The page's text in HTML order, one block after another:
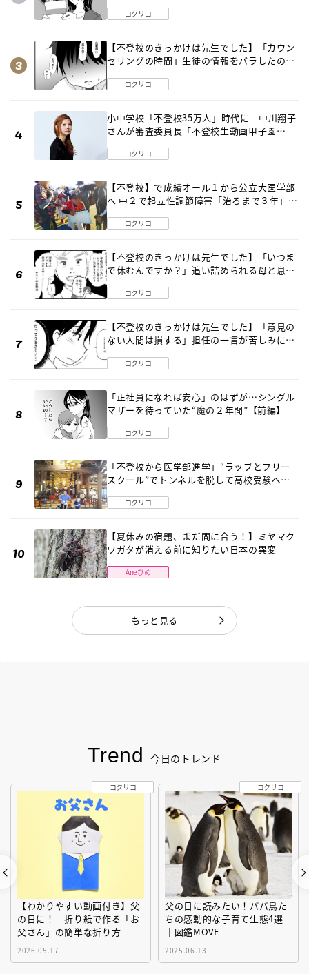
コクリコ
【不登校のきっかけは先生でした】「カウン
セリングの時間」生徒の情報をバラしたの
コクリコ
小中学校「不登校35万人」時代に 中川翔子
さんが審査委員長「不登校生動画甲子園
コクリコ
【不登校】で成績オール１から公立大医学部
へ 中２で起立性調節障害「治るまで３年」の
コクリコ
【不登校のきっかけは先生でした】「いつま
で休むんですか？」追い詰められる母と息子
コクリコ
【不登校のきっかけは先生でした】「意見の
ない人間は損する」担任の一言が苦しみに…
コクリコ
「正社員になれば安心」のはずが…シングル
マザーを待っていた“魔の２年間”【前編】
コクリコ
「不登校から医学部進学」“ラップとフリー
スクール”でトンネルを脱して高校受験へ
コクリコ
【夏休みの宿題、まだ間に合う！】ミヤマク
ワガタが消える前に知りたい日本の異変
Aneひめ
もっと見る
Trend 今日のトレンド
【わかりやすい動画付き】父
の日に！ 折り紙で作る「お
父さん」の簡単な折り方
2026.05.17
コクリコ
父の日に読みたい！パパ鳥た
ちの感動的な子育て生態4選
｜図鑑MOVE
2025.06.13
コクリコ